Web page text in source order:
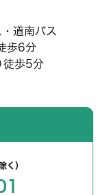
道南バス
歩6分
徒歩5分
く）